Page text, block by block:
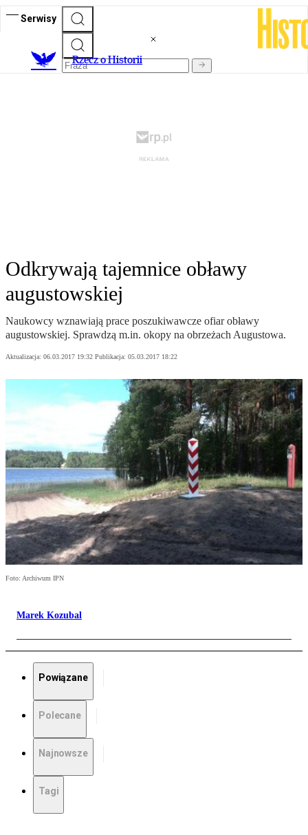
Serwisy
Rzecz o Historii
Odkrywają tajemnice obławy
augustowskiej
Naukowcy wznawiają prace poszukiwawcze ofiar obławy
augustowskiej. Sprawdzą m.in. okopy na obrzeżach Augustowa.
Aktualizacja: 06.03.2017 19:32 Publikacja: 05.03.2017 18:22
Foto: Archiwum IPN
Marek Kozubal
Powiązane
Polecane
Najnowsze
Tagi